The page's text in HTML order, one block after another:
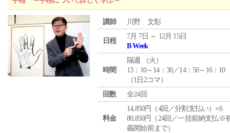
講師 川野 文彰
日程
7月 7日 ～ 12月 15日
B Week
時間
隔週 （火 ）
13：10～14：30／14：50～16：10
（1日2コマ）
回数
全24回
料金
14,850円（4回／分割支払い）×6
80,850円（24回／一括前納支払※
義開始前まで）